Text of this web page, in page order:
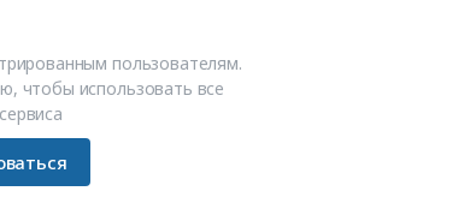
пользователям.
чтобы использовать все